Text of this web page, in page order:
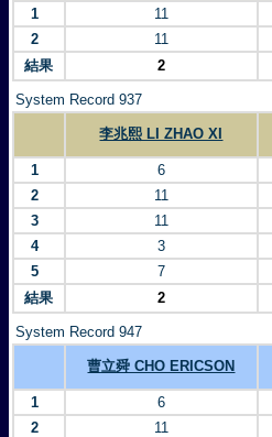
1 11
2
11
結果
2
System Record 937
李兆熙 LI ZHAO XI
1
6
2
11
3
11
4
3
5
7
結果
2
System Record 947
曹立舜 CHO ERICSON
1
6
2
11